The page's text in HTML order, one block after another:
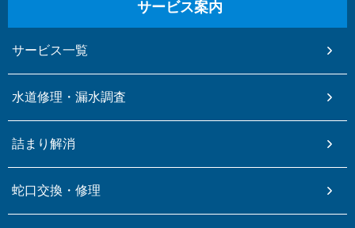
サービス案内
サービス一覧
水道修理・漏水調査
詰まり解消
蛇口交換・修理